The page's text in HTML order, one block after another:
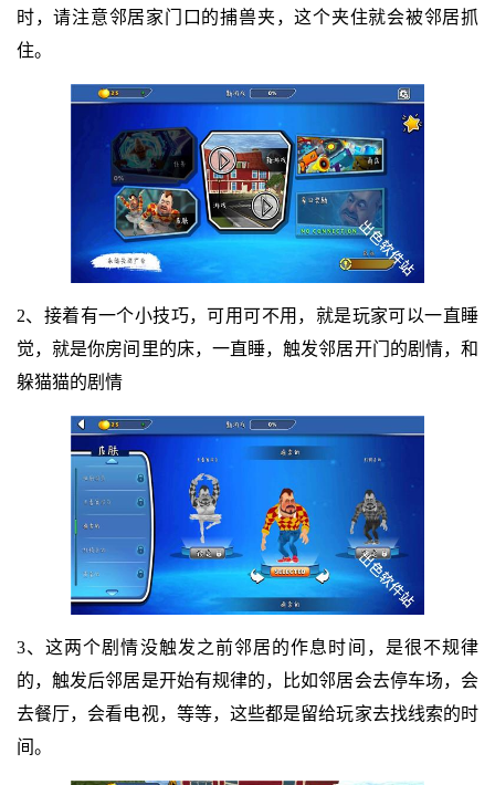
时，请注意邻居家门口的捕兽夹，这个夹住就会被邻居抓
住。
2、接着有一个小技巧，可用可不用，就是玩家可以一直睡
觉，就是你房间里的床，一直睡，触发邻居开门的剧情，和
躲猫猫的剧情
3、这两个剧情没触发之前邻居的作息时间，是很不规律
的，触发后邻居是开始有规律的，比如邻居会去停车场，会
去餐厅，会看电视，等等，这些都是留给玩家去找线索的时
间。